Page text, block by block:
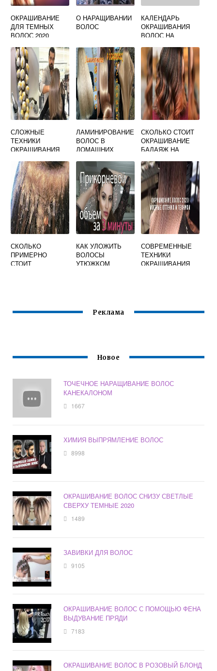
ОКРАШИВАНИЕ
ДЛЯ ТЕМНЫХ
ВОЛОС 2020
О НАРАЩИВАНИИ
ВОЛОС
КАЛЕНДАРЬ
ОКРАШИВАНИЯ
ВОЛОС НА
СЛОЖНЫЕ
ТЕХНИКИ
ОКРАШИВАНИЯ
ЛАМИНИРОВАНИЕ
ВОЛОС В
ДОМАШНИХ
СЕМЕНАМИ ЛЬНА
СКОЛЬКО СТОИТ
ОКРАШИВАНИЕ
БАЛАЯЖ НА
ВОЛОСЫ
СКОЛЬКО
ПРИМЕРНО
СТОИТ
КАК УЛОЖИТЬ
ВОЛОСЫ
УТЮЖКОМ
СОВРЕМЕННЫЕ
ТЕХНИКИ
ОКРАШИВАНИЯ
Реклама
Новое
ТОЧЕЧНОЕ НАРАЩИВАНИЕ ВОЛОС
КАНЕКАЛОНОМ
1667
ХИМИЯ ВЫПРЯМЛЕНИЕ ВОЛОС
8998
ОКРАШИВАНИЕ ВОЛОС СНИЗУ СВЕТЛЫЕ
СВЕРХУ ТЕМНЫЕ 2020
1489
ЗАВИВКИ ДЛЯ ВОЛОС
9105
ОКРАШИВАНИЕ ВОЛОС С ПОМОЩЬЮ ФЕНА
ВЫДУВАНИЕ ПРЯДИ
7183
ОКРАШИВАНИЕ ВОЛОС В РОЗОВЫЙ БЛОНД